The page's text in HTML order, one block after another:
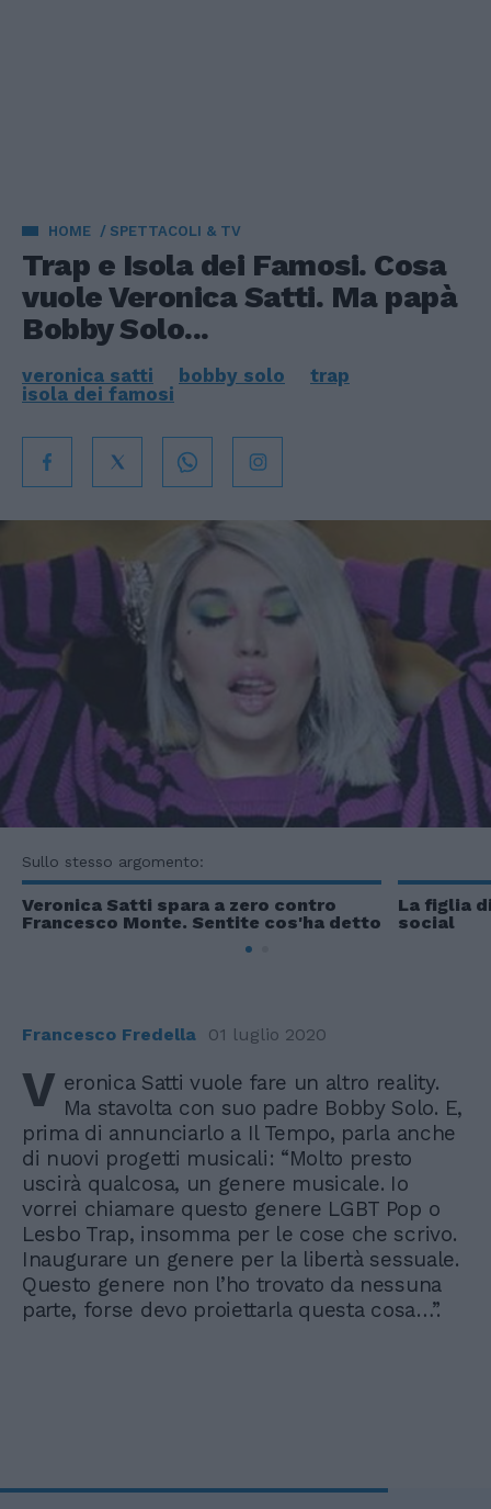
HOME SPETTACOLI & TV
Trap e Isola dei Famosi. Cosa
vuole Veronica Satti. Ma papà
Bobby Solo...
veronica satti bobby solo
trap
isola dei famosi
Sullo stesso argomento:
Veronica Satti spara a zero contro
Francesco Monte. Sentite cos'ha detto
La figlia
social
Francesco Fredella 01 luglio 2020
V eronica Satti vuole fare un altro reality.
Ma stavolta con suo padre Bobby Solo. E,
prima di annunciarlo a Il Tempo, parla anche
di nuovi progetti musicali: “Molto presto
uscirà qualcosa, un genere musicale. Io
vorrei chiamare questo genere LGBT Pop o
Lesbo Trap, insomma per le cose che scrivo.
Inaugurare un genere per la libertà sessuale.
Questo genere non l’ho trovato da nessuna
parte, forse devo proiettarla questa cosa…”.